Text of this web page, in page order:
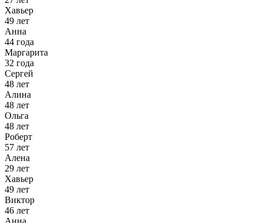
Хавьер
49 лет
Анна
44 года
Маргарита
32 года
Сергей
48 лет
Алина
48 лет
Ольга
48 лет
Роберт
57 лет
Алена
29 лет
Хавьер
49 лет
Виктор
46 лет
Анна